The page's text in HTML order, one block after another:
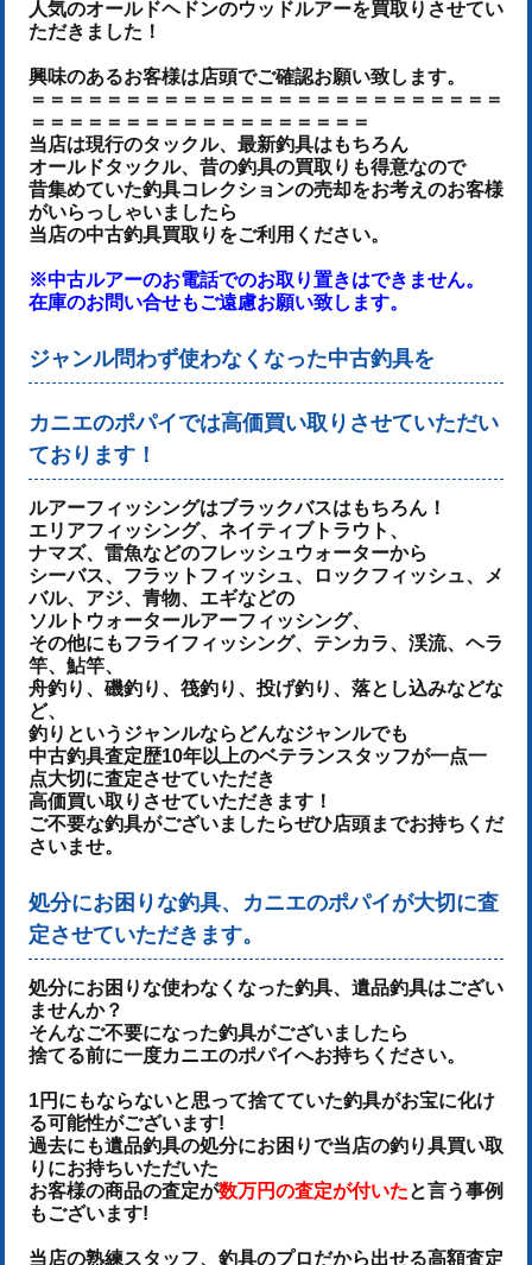
人気のオールドヘドンのウッドルアーを買取りさせてい
ただきました！
興味のあるお客様は店頭でご確認お願い致します。
＝＝＝＝＝＝＝＝＝＝＝＝＝＝＝＝＝＝＝＝＝＝＝＝＝
＝＝＝＝＝＝＝＝＝＝＝＝＝＝＝＝＝＝
当店は現行のタックル、最新釣具はもちろん
オールドタックル、昔の釣具の買取りも得意なので
昔集めていた釣具コレクションの売却をお考えのお客様
がいらっしゃいましたら
当店の中古釣具買取りをご利用ください。
※中古ルアーのお電話でのお取り置きはできません。
在庫のお問い合せもご遠慮お願い致します。
ジャンル問わず使わなくなった中古釣具を
カニエのポパイでは高価買い取りさせていただい
ております！
ルアーフィッシングはブラックバスはもちろん！
エリアフィッシング、ネイティブトラウト、
ナマズ、雷魚などのフレッシュウォーターから
シーバス、フラットフィッシュ、ロックフィッシュ、メ
バル、アジ、青物、 エギなどの
ソルトウォータールアーフィッシング、
その他にもフライフィッシング、テンカラ、渓流、ヘラ
竿、鮎竿、
舟釣り、磯釣り、筏釣り、投げ釣り、落とし込みなどな
ど、
釣りというジャンルならどんなジャンルでも
中古釣具査定歴10年以上のベテランスタッフが一点一
点大切に査定させていただき
高価買い取りさせていただきます！
ご不要な釣具がございましたらぜひ店頭までお持ちくだ
さいませ。
処分にお困りな釣具、カニエのポパイが大切に査
定させていただきます。
処分にお困りな使わなくなった釣具、遺品釣具はござい
ませんか？
そんなご不要になった釣具がございましたら
捨てる前に一度カニエのポパイへお持ちください。
1円にもならないと思って捨てていた釣具がお宝に化け
る可能性がございます!
過去にも遺品釣具の処分にお困りで当店の釣り具買い取
りにお持ちいただいた
お客様の商品の査定が数万円の査定が付いたと言う事例
もございます!
当店の熟練スタッフ、釣具のプロだから出せる高額査定